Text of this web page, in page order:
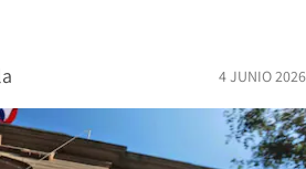
4 JUNIO 2026